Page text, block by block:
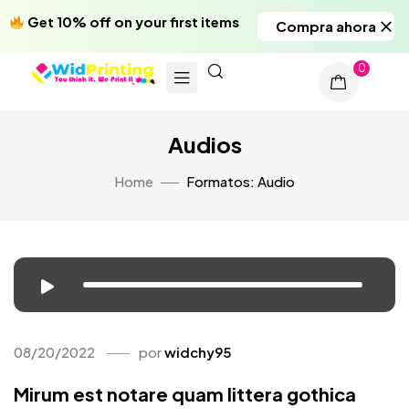
Get 10% off on your first items Compra ahora
0
Audios
Home Formatos: Audio
08/20/2022 porwidchy95
Mirum est notare quam littera gothica